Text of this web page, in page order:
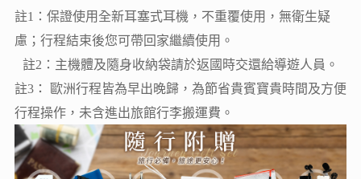
註1：保證使用全新耳塞式耳機，不重覆使用，無衛生疑
慮；行程結束後您可帶回家繼續使用。
註2：主機體及隨身收納袋請於返國時交還給導遊人員。
註3：
歐洲行程皆為早出晚歸，為節省貴賓寶貴時間及方便
行程操作，未含進出旅館行李搬運費。